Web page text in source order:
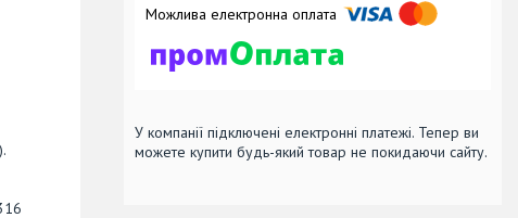
У компанії підключені електронні платежі. Тепер ви
можете купити будь-який товар не покидаючи сайту.